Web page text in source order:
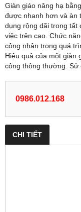
Giàn giáo nâng hạ
được nhanh hơn và àn
dụng rộng dãi trong tất
việc trên cao. Chức
công nhân trong quá
Hiệu quả của một giàn
công thông thường. Sử
0986.012.168
CHI TIẾT